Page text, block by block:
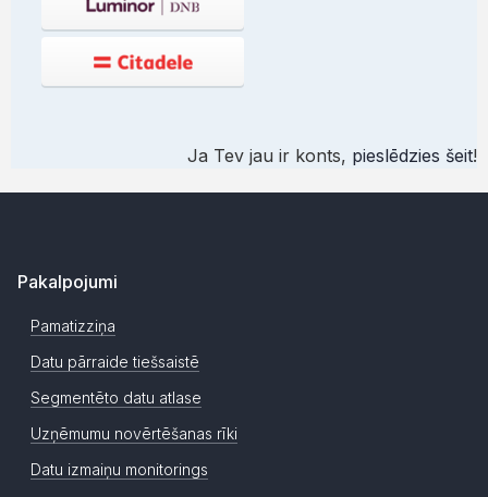
Ja Tev jau ir konts, pieslēdzies šeit!
Pakalpojumi
Pamatizziņa
Datu pārraide tiešsaistē
Segmentēto datu atlase
Uzņēmumu novērtēšanas rīki
Datu izmaiņu monitorings